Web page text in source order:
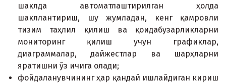
шаклда автоматлаштирилган ҳолда
шакллантириш, шу жумладан, кенг қамровли
тизим таҳлил қилиш ва қоидабузарликларни
мониторинг қилиш учун графиклар,
диаграммалар, дайжестлар ва шарҳларни
яратишни ўз ичига олади;
фойдаланувчининг ҳар қандай ишлайдиган кириш